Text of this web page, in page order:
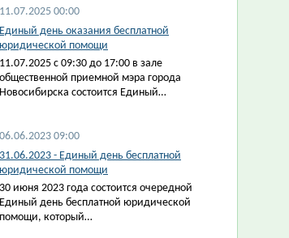
11.07.2025 00:00
Единый день оказания бесплатной
юридической помощи
11.07.2025 с 09:30 до 17:00 в зале
общественной приемной мэра города
Новосибирска состоится Единый…
06.06.2023 09:00
31.06.2023 - Единый день бесплатной
юридической помощи
30 июня 2023 года состоится очередной
Единый день бесплатной юридической
помощи, который…